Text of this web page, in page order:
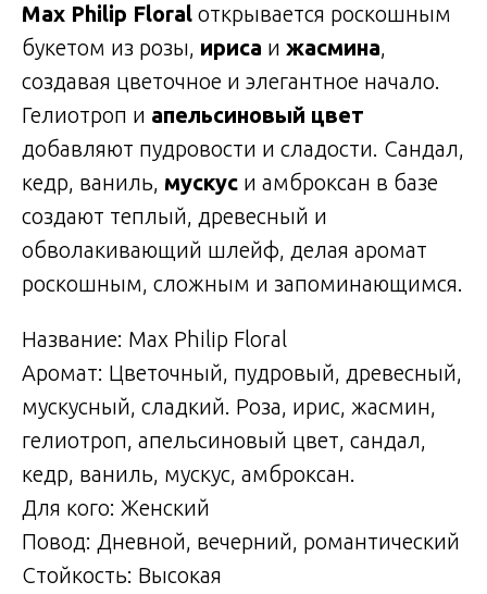
Max Philip Floral открывается роскошным
букетом из розы, ириса и жасмина,
создавая цветочное и элегантное начало.
Гелиотроп и апельсиновый цвет
добавляют пудровости и сладости. Сандал,
кедр, ваниль, мускус и амброксан в базе
создают теплый, древесный и
обволакивающий шлейф, делая аромат
роскошным, сложным и запоминающимся.
Название: Max Philip Floral
Аромат: Цветочный, пудровый, древесный,
мускусный, сладкий. Роза, ирис, жасмин,
гелиотроп, апельсиновый цвет, сандал,
кедр, ваниль, мускус, амброксан.
Для кого: Женский
Повод: Дневной, вечерний, романтический
Стойкость: Высокая